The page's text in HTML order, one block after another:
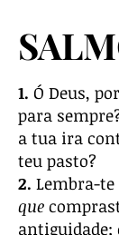
1. Ó Deus,
para
a tua ira
teu pasto?
2. Lembra-te
que
antiguidade;